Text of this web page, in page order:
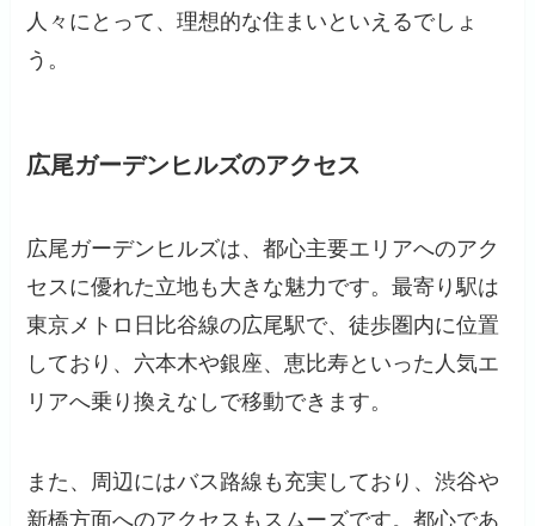
人々にとって、理想的な住まいといえるでしょ
う。
広尾ガーデンヒルズのアクセス
広尾ガーデンヒルズは、都心主要エリアへのアク
セスに優れた立地も大きな魅力です。最寄り駅は
東京メトロ日比谷線の広尾駅で、徒歩圏内に位置
しており、六本木や銀座、恵比寿といった人気エ
リアへ乗り換えなしで移動できます。
また、周辺にはバス路線も充実しており、渋谷や
新橋方面へのアクセスもスムーズです。都心であ